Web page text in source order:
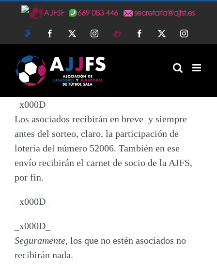
Saltar
contenido
AJFS FacebookTwitterInstagram
AJFSF FacebookTwitterInstagram
_x000D_
Los asociados recibirán en breve y siempre
antes del sorteo, claro, la participación de
lotería del número 52006. También en ese
envío recibirán el carnet de socio de la AJFS,
por fin.
_x000D_
_x000D_
Seguramente, los que no estén asociados no
recibirán nada.